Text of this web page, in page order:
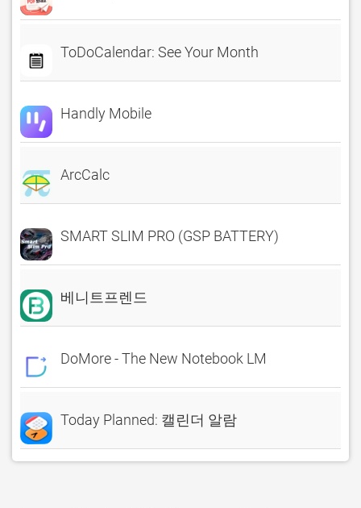
ToDoCalendar: See Your Month
Handly Mobile
ArcCalc
SMART SLIM PRO (GSP BATTERY)
베니트프렌드
DoMore - The New Notebook LM
Today Planned: 캘린더 알람